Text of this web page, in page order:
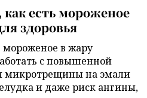
есть мороженое
здоровья
в жару
с повышенной
микротрещины на эмали
и даже риск ангины,